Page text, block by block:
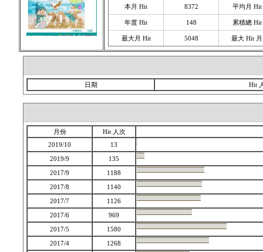
本月 Hit 8372 平均月 Hit
年度 Hit 148 累積總 Hit
最大月 Hit 5048 最大 Hit 月
日期 Hit
月份
Hit 人次
2019/10
13
2019/9
135
2017/9
1188
2017/8
1140
2017/7
1126
2017/6
969
2017/5
1580
2017/4
1268